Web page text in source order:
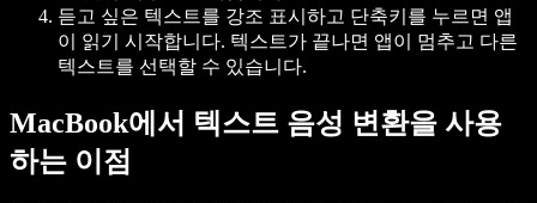
듣고 싶은 텍스트를 강조 표시하고 단축키를 누르면 앱
이 읽기 시작합니다. 텍스트가 끝나면 앱이 멈추고 다른
텍스트를 선택할 수 있습니다.
MacBook에서 텍스트 음성 변환을 사용
하는 이점